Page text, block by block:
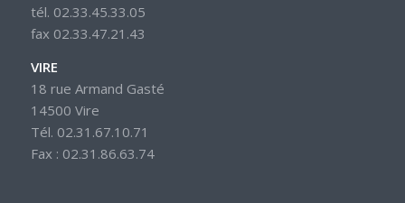
tél. 02.33.45.33.05
fax 02.33.47.21.43
VIRE
18 rue Armand Gasté
14500 Vire
Tél. 02.31.67.10.71
Fax : 02.31.86.63.74